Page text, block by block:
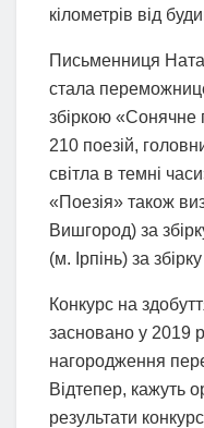
кілометрів від
Письменниця
стала
збіркою «Сонячне
210 поезій,
світла в темні
«Поезія» також
Вишгород) за
(м. Ірпінь) за
Конкурс на
засновано у 2019
нагородження
Відтепер, кажуть
результати